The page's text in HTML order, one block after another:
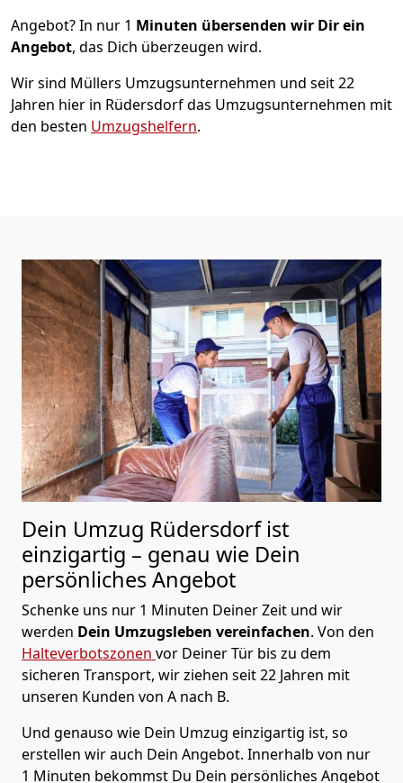
Angebot? In nur 1 Minuten übersenden wir Dir ein
Angebot, das Dich überzeugen wird.
Wir sind Müllers Umzugsunternehmen und seit 22
Jahren hier in Rüdersdorf das Umzugsunternehmen mit
den besten Umzugshelfern.
Dein Umzug Rüdersdorf ist
einzigartig – genau wie Dein
persönliches Angebot
Schenke uns nur 1 Minuten Deiner Zeit und wir
werden Dein Umzugsleben vereinfachen. Von den
Halteverbotszonen vor Deiner Tür bis zu dem
sicheren Transport, wir ziehen seit 22 Jahren mit
unseren Kunden von A nach B.
Und genauso wie Dein Umzug einzigartig ist, so
erstellen wir auch Dein Angebot. Innerhalb von nur
1 Minuten bekommst Du Dein persönliches Angebot